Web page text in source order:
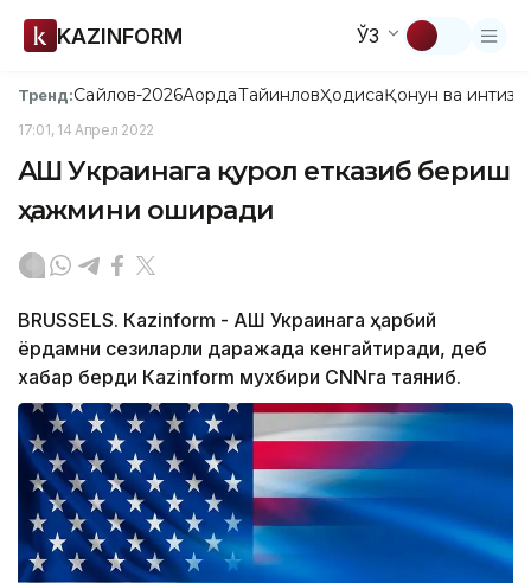
KAZINFORM ЎЗ
Тренд:Сайлов-2026АқордаТайинловҲодисаҚонун ва
17:01, 14 Апрел 2022
АҚШ Украинага қурол етказиб бериш
ҳажмини оширади
BRUSSELS. Кazinform - АҚШ Украинага ҳарбий
ёрдамни сезиларли даражада кенгайтиради, деб
хабар берди Кazinform мухбири CNNга таяниб.